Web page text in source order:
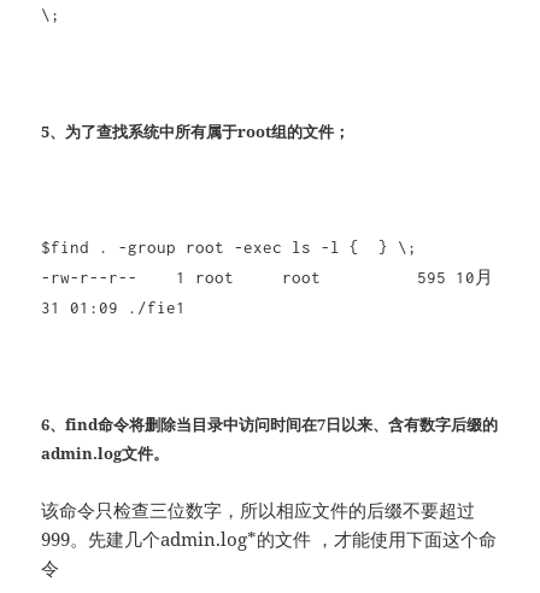
\;
5、为了查找系统中所有属于root组的文件；
$find . -group root -exec ls -l { } \;
-rw-r--r-- 1 root root 595 10月
31 01:09 ./fie1
6、find命令将删除当目录中访问时间在7日以来、含有数字后缀的
admin.log文件。
该命令只检查三位数字，所以相应文件的后缀不要超过
999。先建几个admin.log*的文件 ，才能使用下面这个命
令